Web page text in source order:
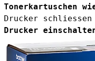
Tonerkartuschen
Drucker schliessen
Drucker